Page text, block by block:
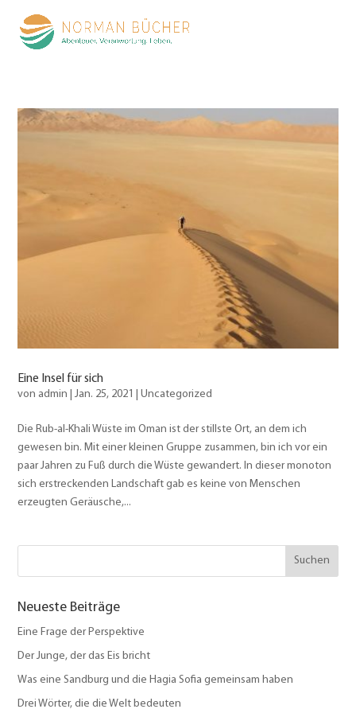
Eine Insel für sich
vonadmin |Jan. 25, 2021 |Uncategorized
Die Rub-al-Khali Wüste im Oman ist der stillste Ort, an dem ich
gewesen bin. Mit einer kleinen Gruppe zusammen, bin ich vor ein
paar Jahren zu Fuß durch die Wüste gewandert. In dieser monoton
sich erstreckenden Landschaft gab es keine von Menschen
erzeugten Geräusche,...
Neueste Beiträge
Eine Frage der Perspektive
Der Junge, der das Eis bricht
Was eine Sandburg und die Hagia Sofia gemeinsam haben
Drei Wörter, die die Welt bedeuten